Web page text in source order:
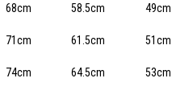
68cm 58.5cm 49cm
71cm 61.5cm 51cm
74cm 64.5cm 53cm